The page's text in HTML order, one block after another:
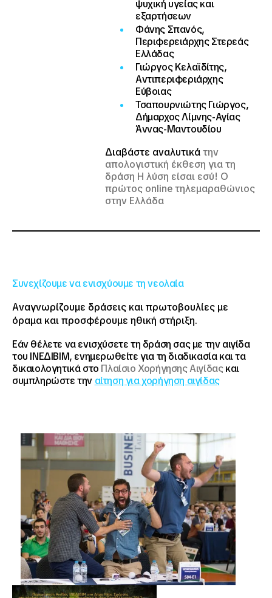
ψυχική υγείας και
εξαρτήσεων
Φάνης Σπανός,
Περιφερειάρχης Στερεάς
Ελλάδας
Γιώργος Κελαϊδίτης,
Αντιπεριφεριάρχης
Εύβοιας
Τσαπουρνιώτης Γιώργος,
Δήμαρχος Λίμνης-Αγίας
Άννας-Μαντουδίου
Διαβάστε αναλυτικάτην
απολογιστική έκθεση για τη
δράση Η λύση είσαι εσύ! Ο
πρώτος online τηλεμαραθώνιος
στην Ελλάδα
​Συνεχίζουμε να ενισχύουμε τη νεολαία
Αναγνωρίζουμε δράσεις και πρωτοβουλίες με
όραμα και προσφέρουμε ηθική στήριξη.
Εάν θέλετε να ενισχύσετε τη δράση σας με την αιγίδα
του ΙΝΕΔΙΒΙΜ, ενημερωθείτε για τη διαδικασία και τα
δικαιολογητικά στο Πλαίσιο Χορήγησης Αιγίδαςκαι
συμπληρώστε την αίτηση για χορήγηση αιγίδας